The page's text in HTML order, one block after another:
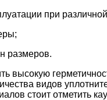
при
размеров.
высокую
видов
стоит отметить